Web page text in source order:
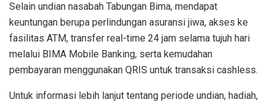
Selain undian nasabah Tabungan Bima, mendapat
keuntungan berupa perlindungan asuransi jiwa, akses ke
fasilitas ATM, transfer real-time 24 jam selama tujuh hari
melalui BIMA Mobile Banking, serta kemudahan
pembayaran menggunakan QRIS untuk transaksi cashless.
Untuk informasi lebih lanjut tentang periode undian, hadiah,